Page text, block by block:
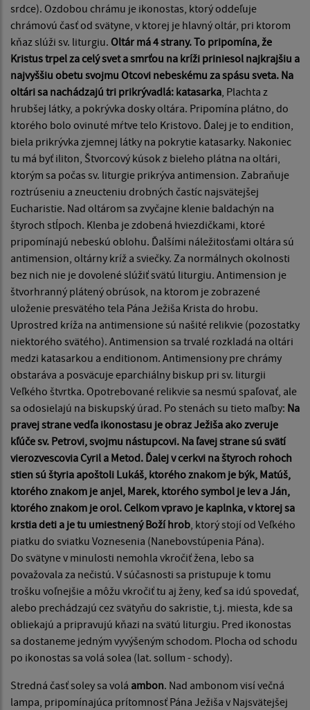
srdce). Ozdobou chrámu je ikonostas, ktorý oddeľuje
chrámovú časť od svätyne, v ktorej je hlavný oltár, pri ktorom
kňaz slúži sv. liturgiu. Oltár má 4 strany. To pripomína, že
Kristus trpel za celý svet a smrťou na kríži priniesol najkrajšiu a
najvyššiu obetu svojmu Otcovi nebeské­mu za spásu sveta. Na
oltári sa nachádzajú tri prikrývadlá: katasarka, Plachta z
hrubšej látky, a pokrývka dosky oltára. Pripomína plátno, do
ktorého bolo ovinuté mŕtve telo Kristovo. Ďalej je to endition,
biela prikrývka zjemnej látky na pokrytie katasarky. Nakoniec
tu má byť iliton, Štvorcový kúsok z bieleho plátna na oltári,
ktorým sa počas sv. liturgie prikrýva antimension. Zabraňuje
roztrúseniu a zneucteniu drobných častíc najsvätejšej
Eucharistie. Nad oltárom sa zvyčajne klenie baldachýn na
štyroch stĺpoch. Klenba je zdobená hviezdičkami, ktoré
pripomínajú nebeskú oblohu. Ďalšími náležitosťami oltára sú
antimension, oltárny kríž a sviečky. Za normálnych okolnosti
bez nich nie je dovolené slúžiť svätú liturgiu. Antimension je
štvorhranný plátený obrúsok, na ktorom je zobrazené
uloženie presvätého tela Pána Ježiša Krista do hrobu.
Uprostred kríža na antimensione sú našité relikvie (pozostatky
niektorého svätého). Antimension sa trvalé rozkladá na oltári
medzi katasarkou a enditionom. Antimensiony pre chrámy
obstaráva a posväcuje eparchiálny biskup pri sv. liturgii
Veľkého štvrtka. Opotrebované relikvie sa nesmú spaľovať, ale
sa odosielajú na biskupský úrad. Po stenách su tieto maľby: Na
pravej strane vedľa ikonostasu je obraz Ježiša ako zveruje
kľúče sv. Petrovi, svojmu nástupcovi. Na ľavej strane sú svätí
vierozvescovia Cyril a Metod. Ďalej v cerkvi na štyroch rohoch
stien sú štyria apoštoli Lukáš, ktorého znakom je býk, Matúš,
ktorého znakom je anjel, Marek, ktorého symbol je lev a Ján,
ktorého znakom je orol. Celkom vpravo je kaplnka, v ktorej sa
krstia deti a je tu umiestnený Boží hrob, ktorý stojí od Veľkého
piatku do sviatku Voznesenia (Nanebovstúpenia Pána).
Do svätyne v minulosti nemohla vkročiť žena, lebo sa
považovala za nečistú. V súčasnosti sa pristupuje k tomu
trošku voľnejšie a môžu vkročiť tu aj ženy, keď sa idú spovedať,
alebo prechádzajú cez svätyňu do sakristie, t.j. miesta, kde sa
obliekajú a pripravujú kňazi na svätú liturgiu. Pred ikonostas
sa dostaneme jedným vyvýšeným schodom. Plocha od schodu
po ikonostas sa volá solea (lat. sollum - schody).
Stredná časť soley sa volá ambon. Nad ambonom visí večná
lampa, pripomínajúca prítomnosť Pána Ježiša v Najsvätejšej